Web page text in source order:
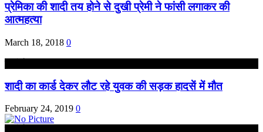
प्रेमिका की शादी तय होने से दुखी प्रेमी ने फांसी लगाकर की
आत्महत्या
March 18, 2018 0
शादी का कार्ड देकर लौट रहे युवक की सड़क हादसें में मौत
February 24, 2019 0